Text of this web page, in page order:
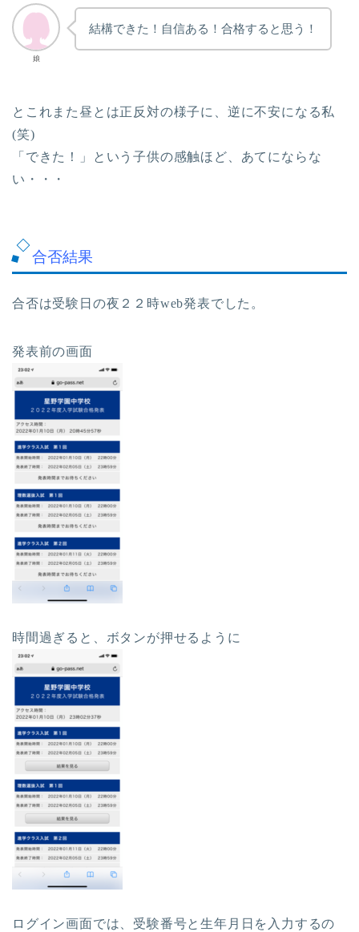
娘
結構できた！自信ある！合格すると思う！
とこれまた昼とは正反対の様子に、逆に不安になる私
(笑)
「できた！」という子供の感触ほど、あてにならな
い・・・
合否結果
合否は受験日の夜２２時web発表でした。
発表前の画面
時間過ぎると、ボタンが押せるように
ログイン画面では、受験番号と生年月日を入力するの